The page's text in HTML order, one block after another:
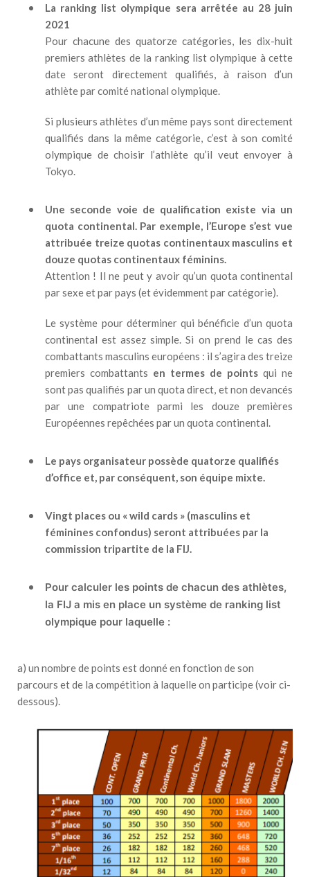
La ranking list olympique sera arrêtée au 28 juin
2021
Pour chacune des quatorze catégories, les dix-huit
premiers athlètes de la ranking list olympique à cette
date seront directement qualifiés, à raison d’un
athlète par comité national olympique.
Si plusieurs athlètes d’un même pays sont directement
qualifiés dans la même catégorie, c’est à son comité
olympique de choisir l’athlète qu’il veut envoyer à
Tokyo.
Une seconde voie de qualification existe via un
quota continental. Par exemple, l’Europe s’est vue
attribuée treize quotas continentaux masculins et
douze quotas continentaux féminins.
Attention ! Il ne peut y avoir qu’un quota continental
par sexe et par pays (et évidemment par catégorie).
Le système pour déterminer qui bénéficie d’un quota
continental est assez simple. Si on prend le cas des
combattants masculins européens : il s’agira des treize
premiers combattants en termes de points qui ne
sont pas qualifiés par un quota direct, et non devancés
par une compatriote parmi les douze premières
Européennes repêchées par un quota continental.
Le pays organisateur possède quatorze qualifiés
d’office et, par conséquent, son équipe mixte.
Vingt places ou « wild cards » (masculins et
féminines confondus) seront attribuées par la
commission tripartite de la FIJ.
Pour calculer les points de chacun des athlètes,
la FIJ a mis en place un système de ranking list
olympique pour laquelle :
a) un nombre de points est donné en fonction de son
parcours et de la compétition à laquelle on participe (voir ci-
dessous).